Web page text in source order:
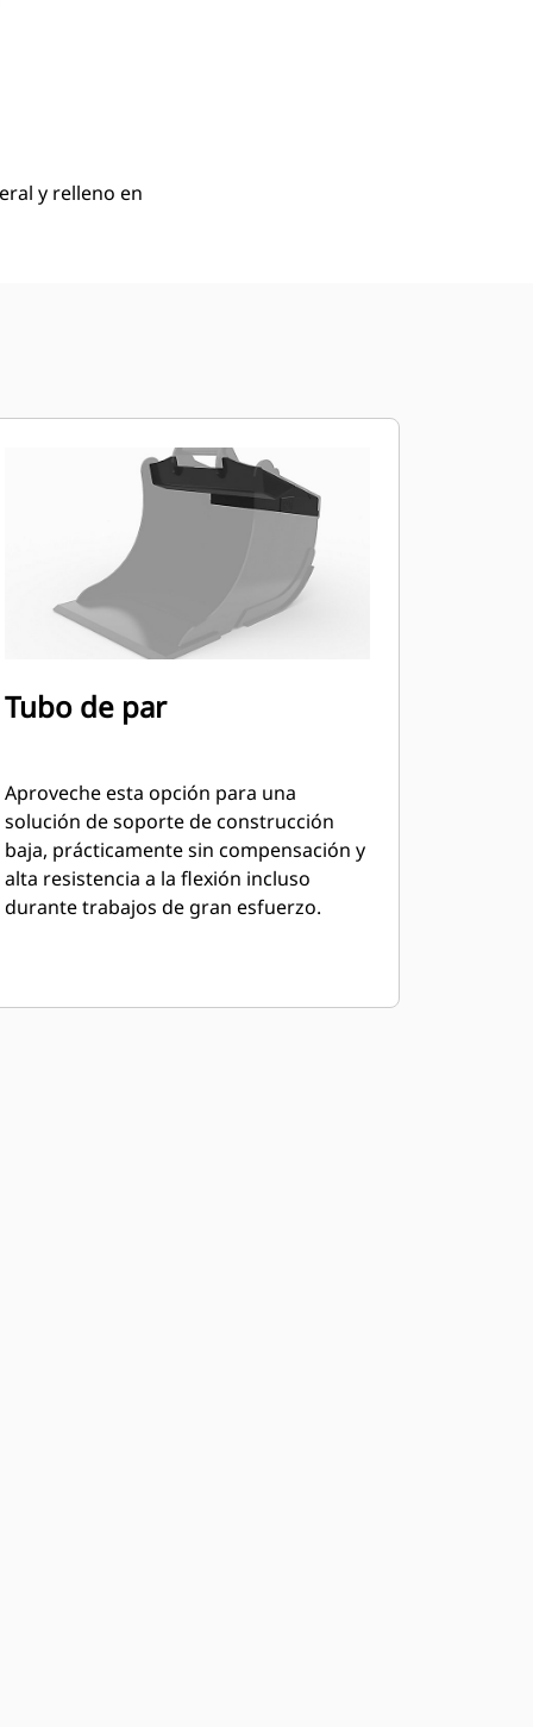
y relleno en
Tubo de par
Aproveche esta opción para una
solución de soporte de construcción
baja, prácticamente sin compensación y
alta resistencia a la flexión incluso
durante trabajos de gran esfuerzo.